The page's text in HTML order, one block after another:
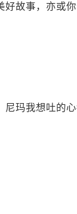
故事，亦或
尼玛我想吐